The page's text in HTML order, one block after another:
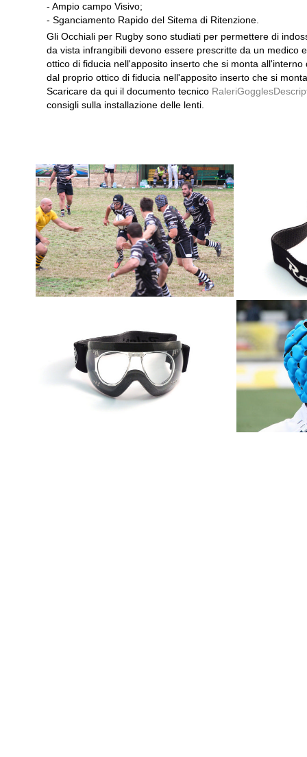
- Ampio campo Visivo;
- Sganciamento Rapido del Sitema di Ritenzione.
Gli Occhiali per Rugby sono studiati per permettere di
da vista infrangibili devono essere prescritte da un medico
ottico di fiducia nell'apposito inserto che si monta all'interno
dal proprio ottico di fiducia nell'apposito inserto che si
Scaricare da qui il documento tecnico
consigli sulla installazione delle lenti.